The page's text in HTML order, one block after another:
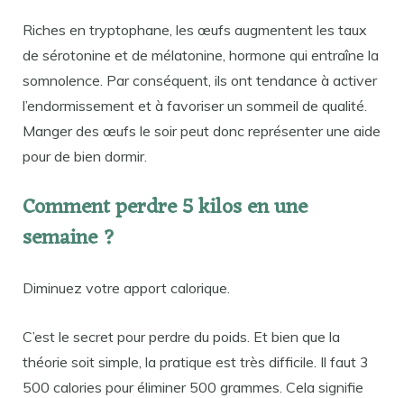
Riches en tryptophane, les œufs augmentent les taux
de sérotonine et de mélatonine, hormone qui entraîne la
somnolence. Par conséquent, ils ont tendance à activer
l’endormissement et à favoriser un sommeil de qualité.
Manger des œufs le soir peut donc représenter une aide
pour de bien dormir.
Comment perdre 5 kilos en une
semaine ?
Diminuez votre apport calorique.
C’est le secret pour perdre du poids. Et bien que la
théorie soit simple, la pratique est très difficile. Il faut 3
500 calories pour éliminer 500 grammes. Cela signifie